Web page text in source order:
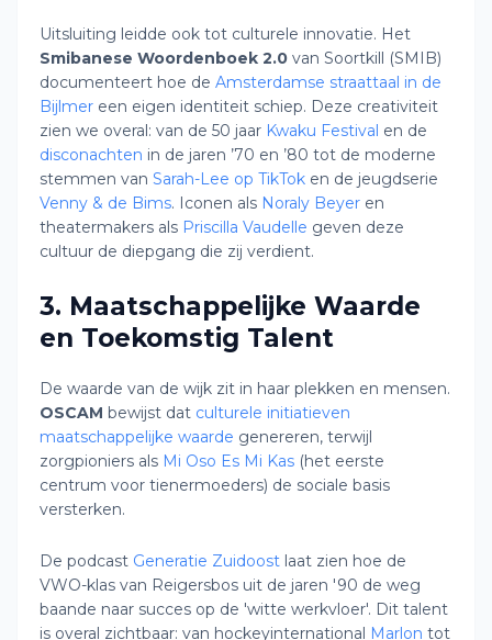
Uitsluiting leidde ook tot culturele innovatie. Het
Smibanese Woordenboek 2.0 van Soortkill (SMIB)
documenteert hoe de Amsterdamse straattaal in de
Bijlmer een eigen identiteit schiep. Deze creativiteit
zien we overal: van de 50 jaar Kwaku Festival en de
disconachten in de jaren ’70 en ’80 tot de moderne
stemmen van Sarah-Lee op TikTok en de jeugdserie
Venny & de Bims. Iconen als Noraly Beyer en
theatermakers als Priscilla Vaudelle geven deze
cultuur de diepgang die zij verdient.
3. Maatschappelijke Waarde
en Toekomstig Talent
De waarde van de wijk zit in haar plekken en mensen.
OSCAM bewijst dat culturele initiatieven
maatschappelijke waarde genereren, terwijl
zorgpioniers als Mi Oso Es Mi Kas (het eerste
centrum voor tienermoeders) de sociale basis
versterken.
De podcast Generatie Zuidoost laat zien hoe de
VWO-klas van Reigersbos uit de jaren '90 de weg
baande naar succes op de 'witte werkvloer'. Dit talent
is overal zichtbaar: van hockeyinternational Marlon tot